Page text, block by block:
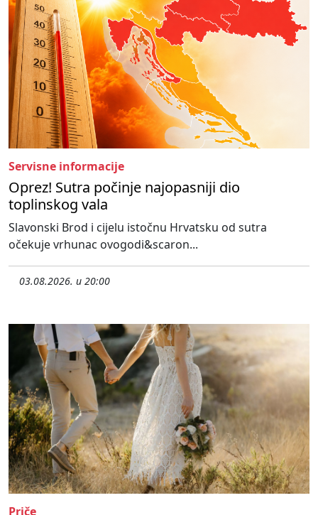
Servisne informacije
Oprez! Sutra počinje najopasniji dio
toplinskog vala
Slavonski Brod i cijelu istočnu Hrvatsku od sutra
očekuje vrhunac ovogodi&scaron...
03.08.2026. u 20:00
Priče